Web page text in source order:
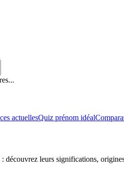
actuellesQuiz prénom idéal
découvrez leurs significations,